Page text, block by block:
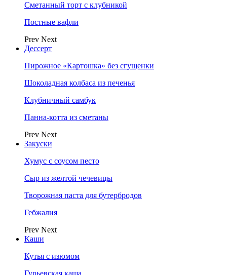
Сметанный торт с клубникой
Постные вафли
Prev Next
Дессерт
Пирожное «Картошка» без сгущенки
Шоколадная колбаса из печенья
Клубничный самбук
Панна-котта из сметаны
Prev Next
Закуски
Хумус с соусом песто
Сыр из желтой чечевицы
Творожная паста для бутербродов
Гебжалия
Prev Next
Каши
Кутья с изюмом
Гурьевская каша